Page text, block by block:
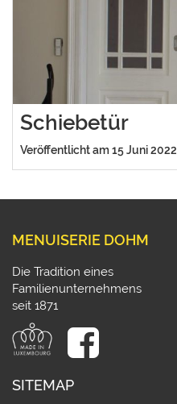
Schiebetür
Veröffentlicht am 15 Juni 2022
MENUISERIE DOHM
Die Tradition eines
Familienunternehmens
seit 1871
SITEMAP